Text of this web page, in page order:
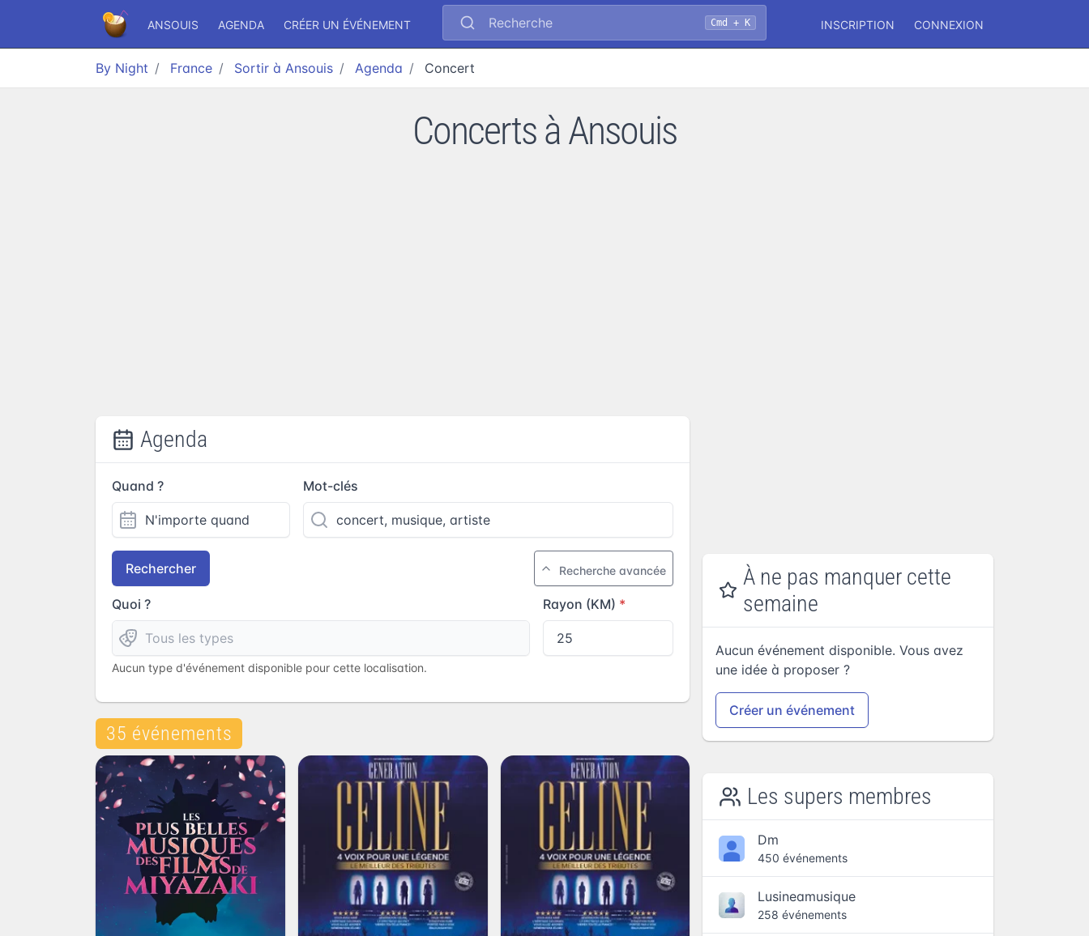
ANSOUIS AGENDA CRÉER UN ÉVÉNEMENT Recherche Cmd + K INSCRIPTION CONNEXION
By Night France Sortir à Ansouis Agenda Concert
Concerts à Ansouis
Agenda
Quand ? Mot-clés
Rechercher Recherche avancée
Quoi ?
Aucun type d'événement disponible pour cette localisation.
Rayon (KM)
35 événements
À ne pas manquer cette
semaine
Aucun événement disponible. Vous avez
une idée à proposer ?
Créer un événement
Les supers membres
Dm
450 événements
Lusineamusique
258 événements